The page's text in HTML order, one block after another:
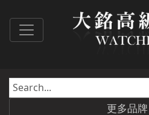
更多品牌